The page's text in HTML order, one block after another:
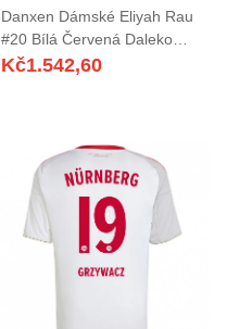
Danxen Dámské Eliyah Rau
#20 Bílá Červená Daleko
Hráčské Dresy 2025/26 Dres
Kč1.542,60